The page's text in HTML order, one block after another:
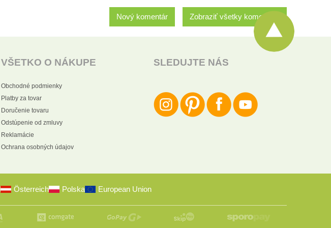
Zobraziť všetky komentáre
Nový komentár
VŠETKO O NÁKUPE
Obchodné podmienky
Platby za tovar
Doručenie tovaru
Odstúpenie od zmluvy
Reklamácie
Ochrana osobných údajov
SLEDUJTE NÁS
Österreich Polska European Union